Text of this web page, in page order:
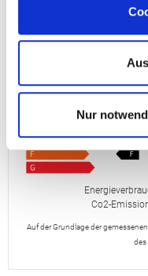
Nur
Co2-
Auf der Grundlage der
des